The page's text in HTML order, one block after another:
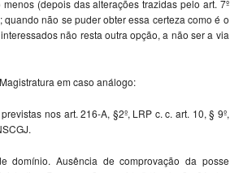
(depois das alterações trazidas pelo art. 7º
não se puder obter essa certeza como é o
não resta outra opção, a não ser a via
em caso análogo:
nos art. 216-A, §2º, LRP c. c. art. 10, § 9º,
domínio. Ausência de comprovação da posse